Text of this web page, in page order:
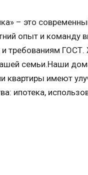
– это
опыт и команду
ГОСТ.
семьи.Наши
квартиры имеют
ипотека,